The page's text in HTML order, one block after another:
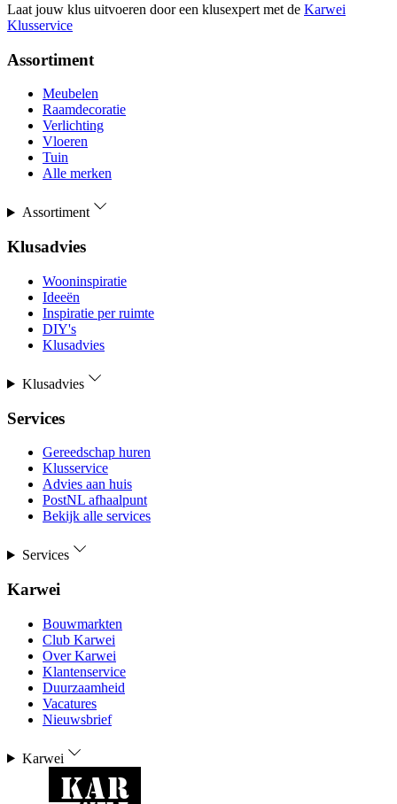
Laat jouw klus uitvoeren door een klusexpert met de Karwei
Klusservice
Assortiment
Meubelen
Raamdecoratie
Verlichting
Vloeren
Tuin
Alle merken
Assortiment
Klusadvies
Wooninspiratie
Ideeën
Inspiratie per ruimte
DIY's
Klusadvies
Klusadvies
Services
Gereedschap huren
Klusservice
Advies aan huis
PostNL afhaalpunt
Bekijk alle services
Services
Karwei
Bouwmarkten
Club Karwei
Over Karwei
Klantenservice
Duurzaamheid
Vacatures
Nieuwsbrief
Karwei